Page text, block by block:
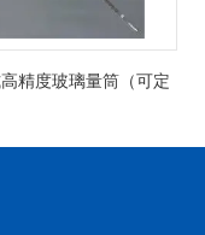
精度玻璃量筒（可定